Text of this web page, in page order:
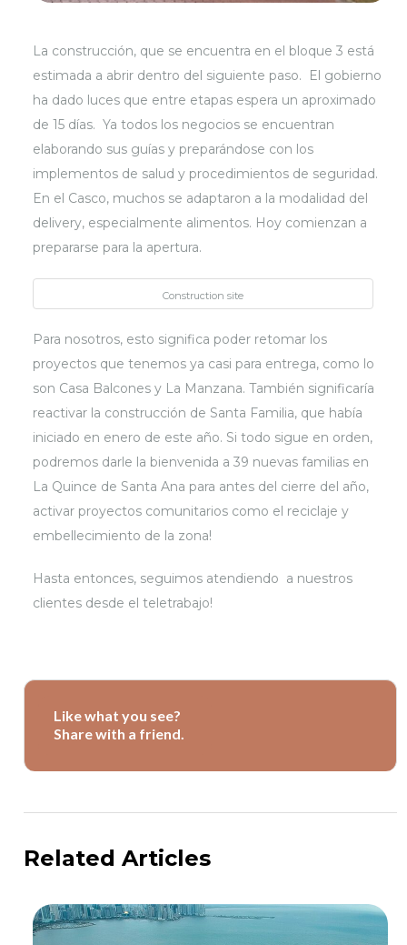
La construcción, que se encuentra en el bloque 3 está
estimada a abrir dentro del siguiente paso. El gobierno
ha dado luces que entre etapas espera un aproximado
de 15 días. Ya todos los negocios se encuentran
elaborando sus guías y preparándose con los
implementos de salud y procedimientos de seguridad.
En el Casco, muchos se adaptaron a la modalidad del
delivery, especialmente alimentos. Hoy comienzan a
prepararse para la apertura.
Construction site
Para nosotros, esto significa poder retomar los
proyectos que tenemos ya casi para entrega, como lo
son Casa Balcones y La Manzana. También significaría
reactivar la construcción de Santa Familia, que había
iniciado en enero de este año. Si todo sigue en orden,
podremos darle la bienvenida a 39 nuevas familias en
La Quince de Santa Ana para antes del cierre del año,
activar proyectos comunitarios como el reciclaje y
embellecimiento de la zona!
Hasta entonces, seguimos atendiendo a nuestros
clientes desde el teletrabajo!
Like what you see?
Share with a friend.
Related Articles